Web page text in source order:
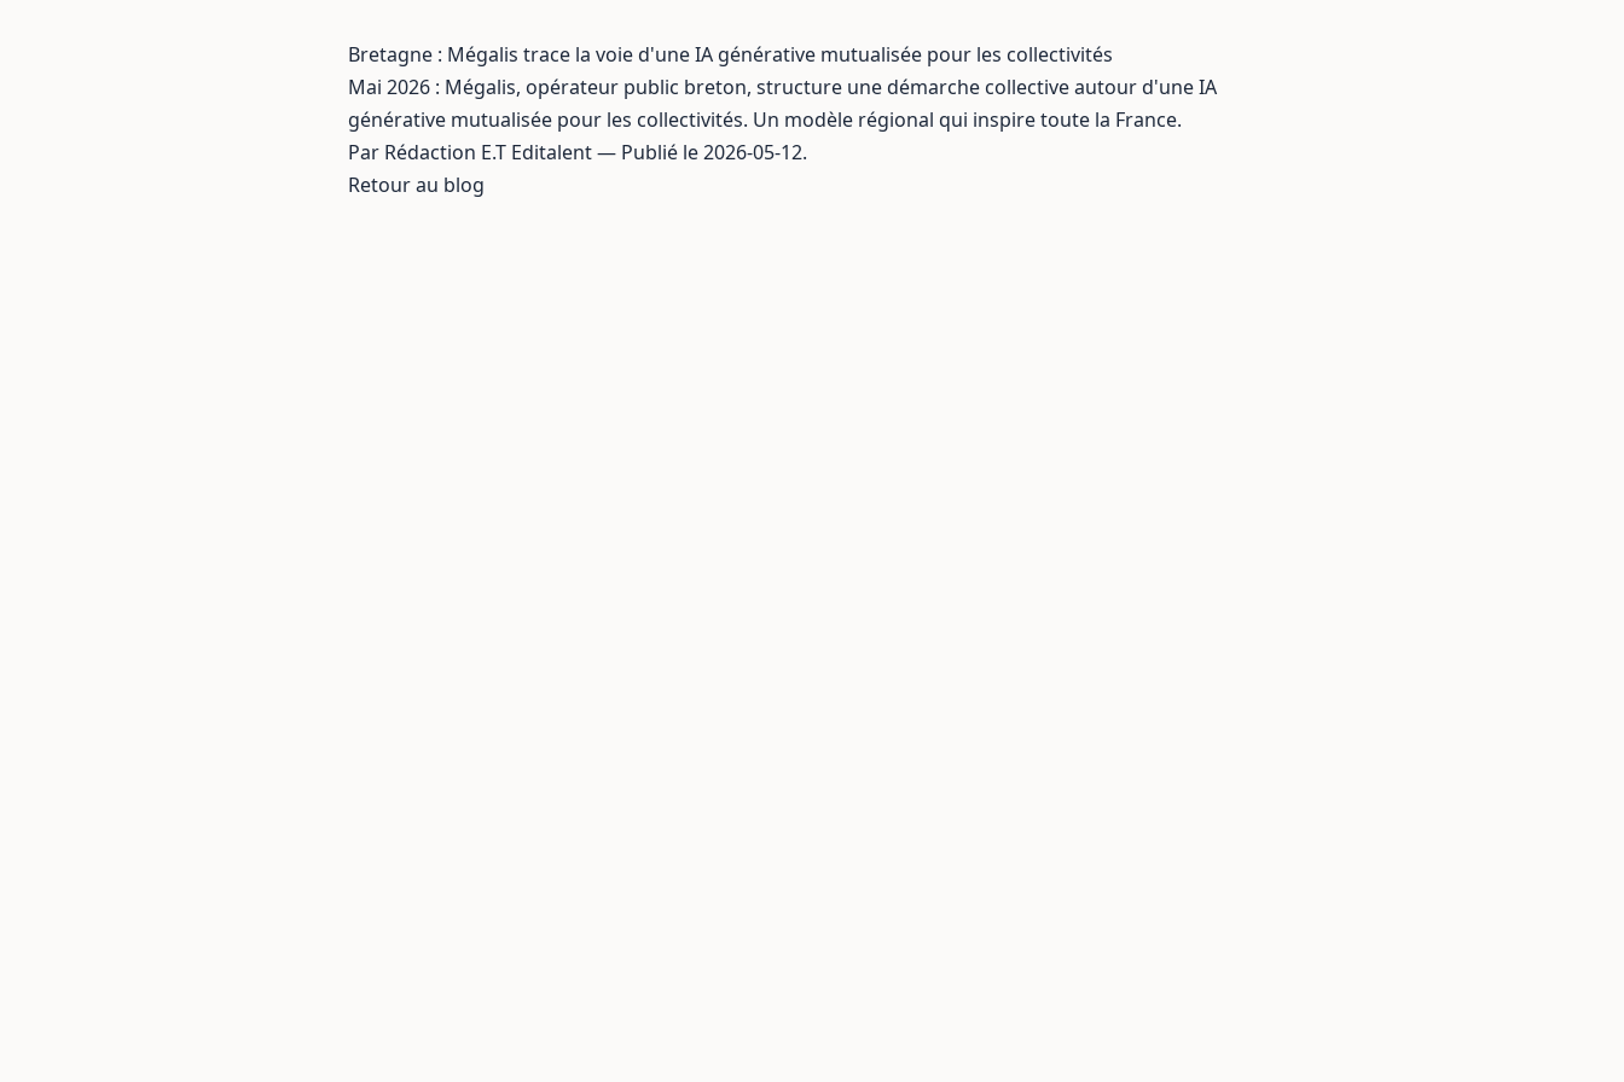
Bretagne : Mégalis trace la voie d'une IA générative mutualisée pour les collectivités
Mai 2026 : Mégalis, opérateur public breton, structure une démarche collective autour d'une IA
générative mutualisée pour les collectivités. Un modèle régional qui inspire toute la France.
Par Rédaction E.T Editalent — Publié le 2026-05-12.
Retour au blog